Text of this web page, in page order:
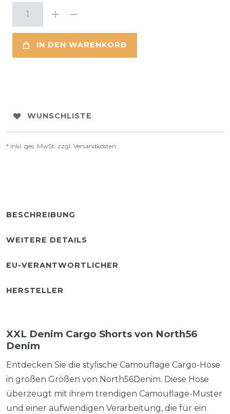
IN DEN WARENKORB
WUNSCHLISTE
* inkl. ges. MwSt. zzgl. Versandkosten
BESCHREIBUNG
WEITERE DETAILS
EU-VERANTWORTLICHER
HERSTELLER
XXL Denim Cargo Shorts von North56
Denim
Entdecken Sie die stylische Camouflage Cargo-Hose
in großen Größen von North56Denim. Diese Hose
überzeugt mit ihrem trendigen Camouflage-Muster
und einer aufwendigen Verarbeitung, die für ein